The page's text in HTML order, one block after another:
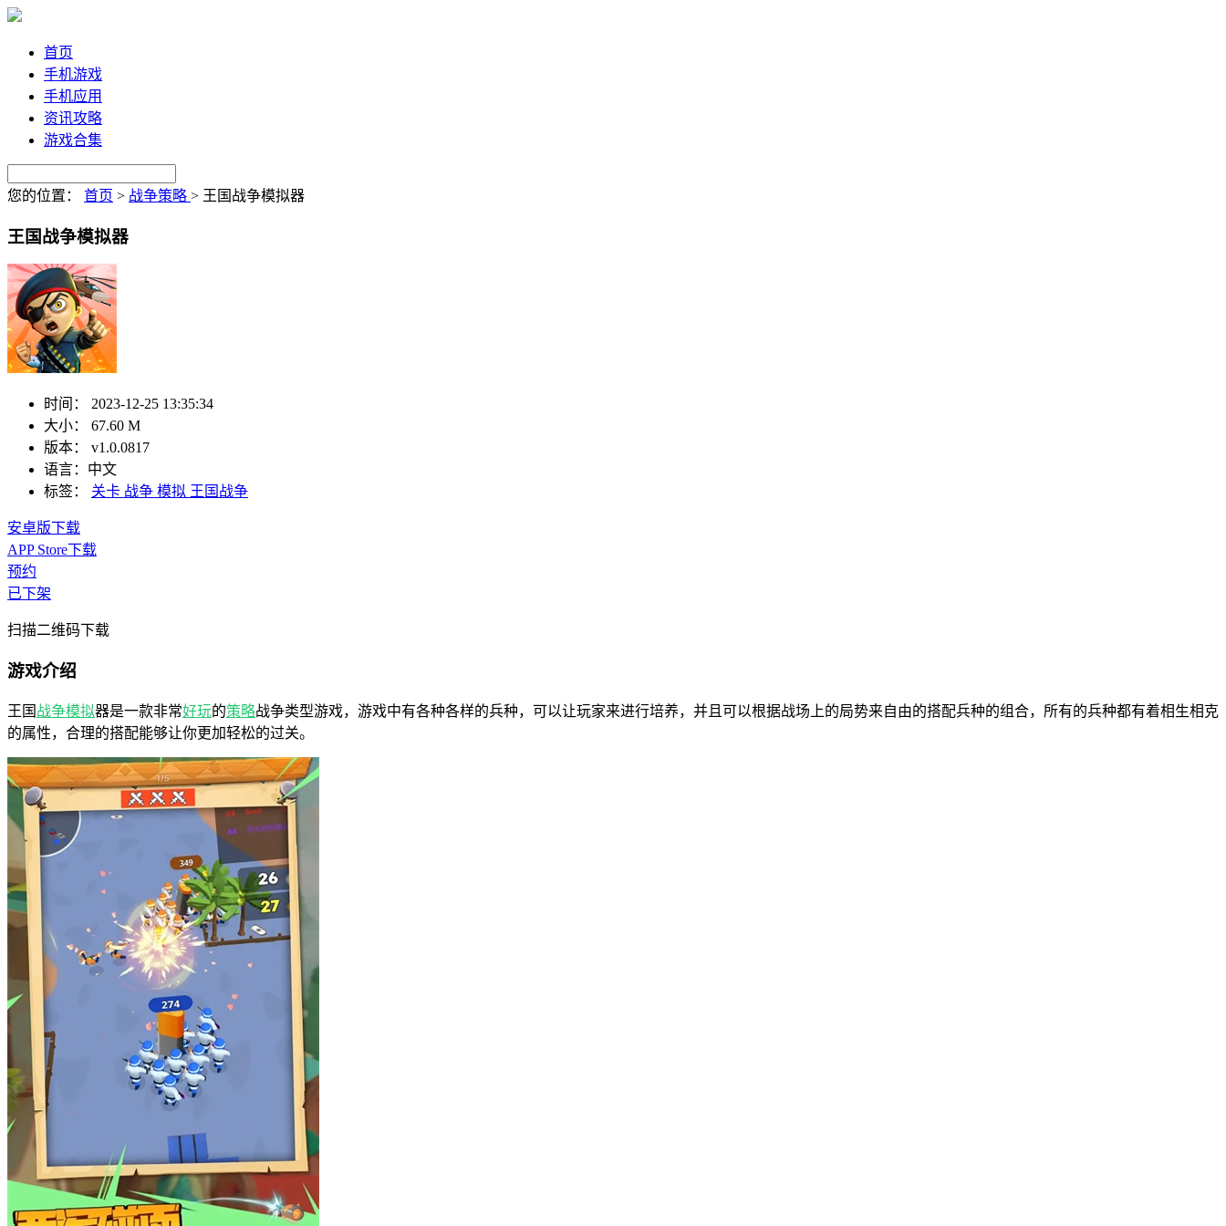
首页
手机游戏
手机应用
资讯攻略
游戏合集
您的位置： 首页 > 战争策略 > 王国战争模拟器
王国战争模拟器
时间：
2023-12-25 13:35:34
大小：
67.60 M
版本：
v1.0.0817
语言： 中文
标签：
关卡 战争 模拟 王国战争
安卓版下载
APP Store下载
预约
已下架
扫描二维码下载
游戏介绍
王国 战争模拟器是一款非常好玩的策略战争类型游戏，游戏中有各种各样的兵种，可以让玩家来进行培养，并且可以根据战场上的局势来自由的搭配兵种的组合，所有的兵种都有着相生相克
的属性，合理的搭配能够让你更加轻松的过关。